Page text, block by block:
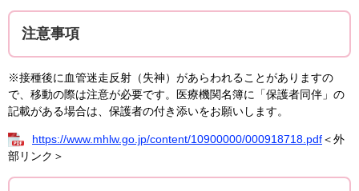
注意事項
※接種後に血管迷走反射（失神）があらわれることがありますの
で、移動の際は注意が必要です。医療機関名簿に「保護者同伴」の
記載がある場合は、保護者の付き添いをお願いします。
https://www.mhlw.go.jp/content/10900000/000918718.pdf＜外
部リンク＞